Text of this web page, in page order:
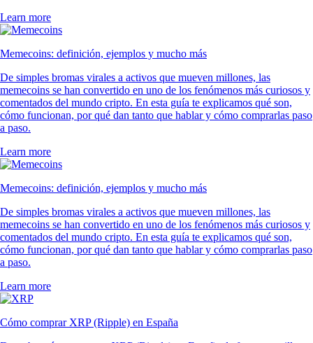
Learn more
Memecoins: definición, ejemplos y mucho más
De simples bromas virales a activos que mueven millones, las
memecoins se han convertido en uno de los fenómenos más curiosos y
comentados del mundo cripto. En esta guía te explicamos qué son,
cómo funcionan, por qué dan tanto que hablar y cómo comprarlas paso
a paso.
Learn more
Memecoins: definición, ejemplos y mucho más
De simples bromas virales a activos que mueven millones, las
memecoins se han convertido en uno de los fenómenos más curiosos y
comentados del mundo cripto. En esta guía te explicamos qué son,
cómo funcionan, por qué dan tanto que hablar y cómo comprarlas paso
a paso.
Learn more
Cómo comprar XRP (Ripple) en España